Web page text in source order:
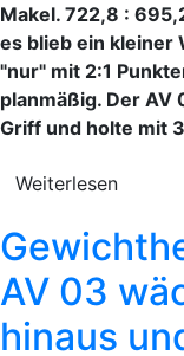
Makel. 722,8 :
es blieb ein kleiner
"nur" mit 2:1
planmäßig. Der AV
Griff und holte mit
Weiterlesen
AV 03
hinaus